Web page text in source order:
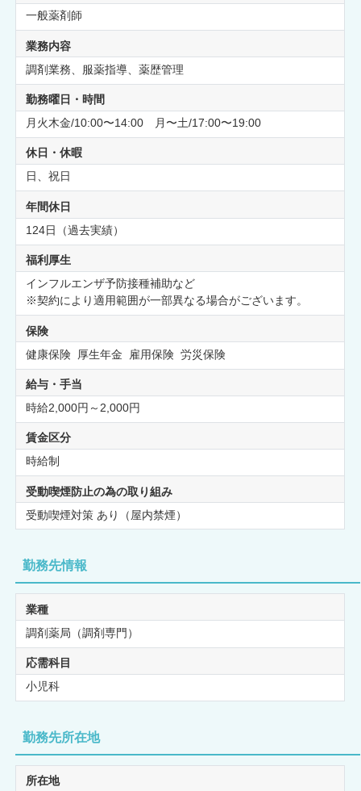
一般薬剤師
業務内容
調剤業務、服薬指導、薬歴管理
勤務曜日・時間
月火木金/10:00〜14:00 月〜土/17:00〜19:00
休日・休暇
日、祝日
年間休日
124日（過去実績）
福利厚生
インフルエンザ予防接種補助など
※契約により適用範囲が一部異なる場合がございます。
保険
健康保険 厚生年金 雇用保険 労災保険
給与・手当
時給2,000円～2,000円
賃金区分
時給制
受動喫煙防止の為の取り組み
受動喫煙対策 あり（屋内禁煙）
勤務先情報
業種
調剤薬局（調剤専門）
応需科目
小児科
勤務先所在地
所在地